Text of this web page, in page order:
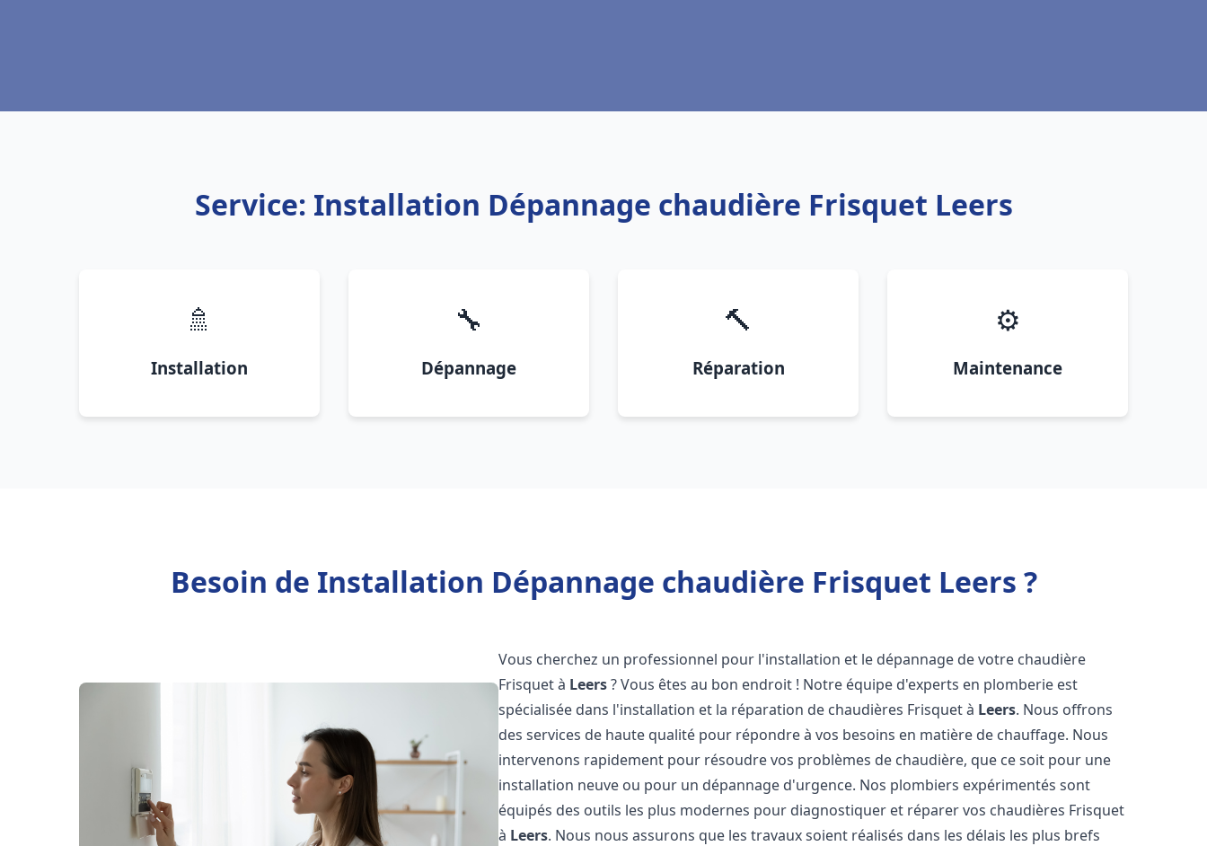
Service: Installation Dépannage chaudière Frisquet Leers
🚿
Installation
🔧
Dépannage
🔨
Réparation
⚙️
Maintenance
Besoin de Installation Dépannage chaudière Frisquet Leers ?
Vous cherchez un professionnel pour l'installation et le dépannage de votre chaudière
Frisquet à Leers? Vous êtes au bon endroit ! Notre équipe d'experts en plomberie est
spécialisée dans l'installation et la réparation de chaudières Frisquet à Leers. Nous offrons
des services de haute qualité pour répondre à vos besoins en matière de chauffage. Nous
intervenons rapidement pour résoudre vos problèmes de chaudière, que ce soit pour une
installation neuve ou pour un dépannage d'urgence. Nos plombiers expérimentés sont
équipés des outils les plus modernes pour diagnostiquer et réparer vos chaudières Frisquet
à Leers. Nous nous assurons que les travaux soient réalisés dans les délais les plus brefs